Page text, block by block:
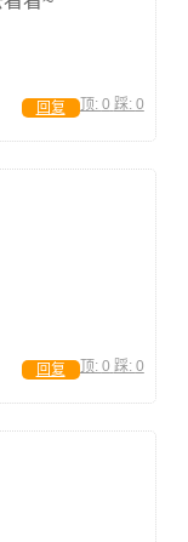
顶: 0 踩: 0
回复
顶: 0 踩: 0
回复